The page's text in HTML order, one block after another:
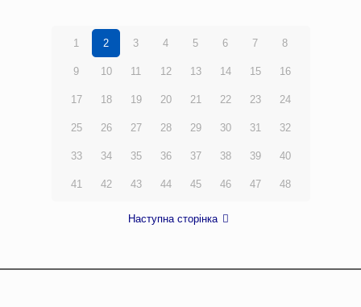
1 2 3 4 5 6 7 8
9 10 11 12 13 14 15 16
17 18 19 20 21 22 23 24
25 26 27 28 29 30 31 32
33 34 35 36 37 38 39 40
41 42 43 44 45 46 47 48
Наступна сторінка